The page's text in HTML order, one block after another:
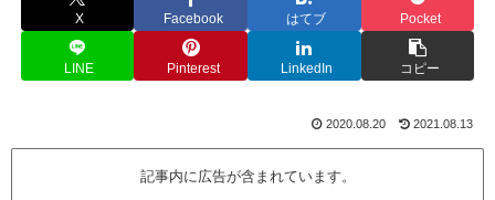
X Facebook はてブ Pocket
LINE Pinterest LinkedIn コピー
2020.08.20 2021.08.13
記事内に広告が含まれています。